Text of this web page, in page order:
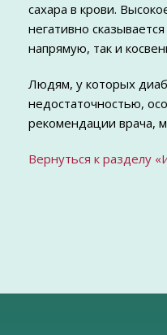
сахара в крови.
негативно
напрямую, так и
Людям, у которых
недостаточностью,
рекомендации врача,
Вернуться к разделу